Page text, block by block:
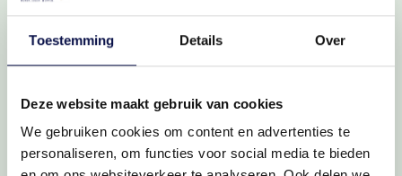
Toestemming Details Over
Deze website maakt gebruik van cookies
We gebruiken cookies om content en advertenties te
personaliseren, om functies voor social media te bieden
Wat maak jij klaar?